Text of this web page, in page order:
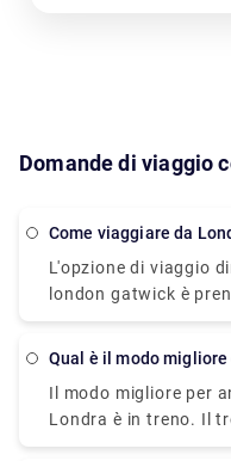
Domande di viaggio
Come viaggiare da
L'opzione di viaggio
london gatwick è
o un servizio di
servizio di
Web, Rydeu e
prezzo equo.
Qual è il modo
Il modo migliore per
Londra è in treno. Il
puoi prenotare un